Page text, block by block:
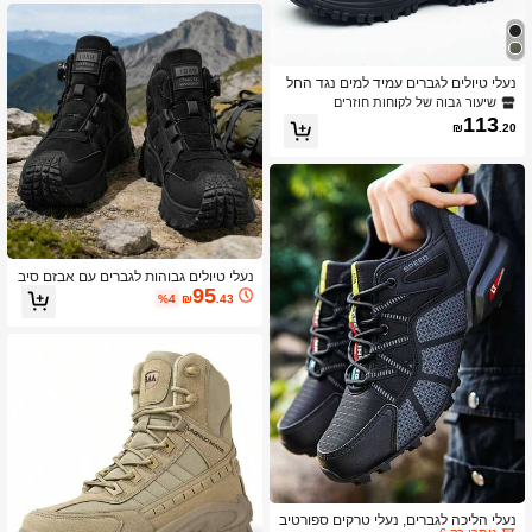
נעלי טיולים לגברים עמיד למים נגד החל
קה מגפי טרקים חיצוניים נעלי ספורט חמי
ם לטיפוס
שיעור גבוה של לקוחות חוזרים
₪113.20
נעלי הליכה לגברים, נעלי טרקים ספורטיב
שיעור גבוה של לקוחות חוזרים
נותרו רק 6
נעלי טיולים גבוהות לגברים עם אבזם סיב
ובי, סוליה עבה נגד החלקה, נעלי ספורט
₪95 .43
%4